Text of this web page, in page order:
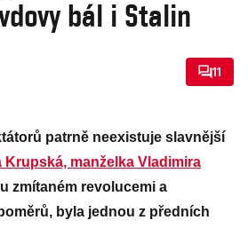
bál i Stalin
11
patrně neexistuje slavnější
Krupská, manželka Vladimira
zmítaném revolucemi a
byla jednou z předních